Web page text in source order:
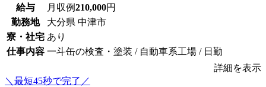
給与 月収例210,000円
勤務地
大分県 中津市
寮・社宅 あり
仕事内容 一斗缶の検査・塗装 / 自動車系工場 / 日勤
詳細を表示
＼最短45秒で完了／